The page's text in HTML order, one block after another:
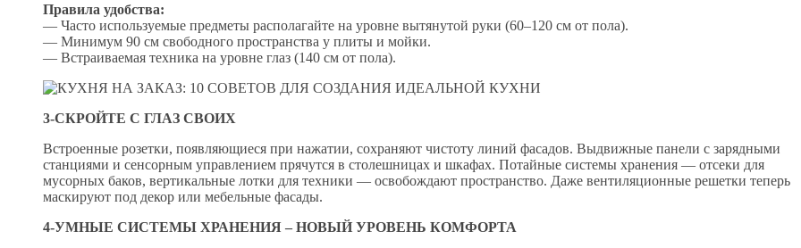
Правила удобства:
— Часто используемые предметы располагайте на уровне вытянутой руки (60–120 см от пола).
— Минимум 90 см свободного пространства у плиты и мойки.
— Встраиваемая техника на уровне глаз (140 см от пола).
3-СКРОЙТЕ С ГЛАЗ СВОИХ
Встроенные розетки, появляющиеся при нажатии, сохраняют чистоту линий фасадов. Выдвижные панели с зарядными
станциями и сенсорным управлением прячутся в столешницах и шкафах. Потайные системы хранения — отсеки для
мусорных баков, вертикальные лотки для техники — освобождают пространство. Даже вентиляционные решетки теперь
маскируют под декор или мебельные фасады.
4-УМНЫЕ СИСТЕМЫ ХРАНЕНИЯ – НОВЫЙ УРОВЕНЬ КОМФОРТА